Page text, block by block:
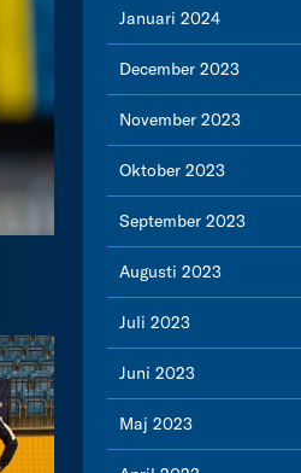
Januari 2024
December 2023
November 2023
Oktober 2023
September 2023
Augusti 2023
Juli 2023
Juni 2023
Maj 2023